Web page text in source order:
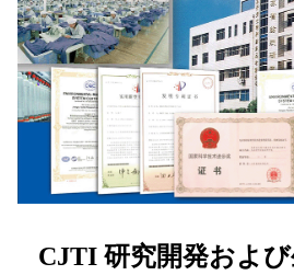
CJTI 研究開発およ